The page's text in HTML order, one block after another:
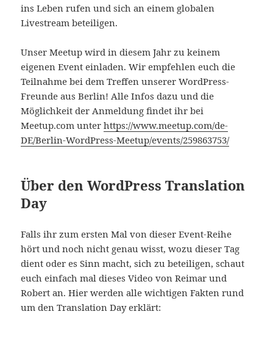
ins Leben rufen und sich an einem globalen
Livestream beteiligen.
Unser Meetup wird in diesem Jahr zu keinem
eigenen Event einladen. Wir empfehlen euch die
Teilnahme bei dem Treffen unserer WordPress-
Freunde aus Berlin! Alle Infos dazu und die
Möglichkeit der Anmeldung findet ihr bei
Meetup.com unterhttps://www.meetup.com/de-
DE/Berlin-WordPress-Meetup/events/259863753/
Über den WordPress Translation
Day
Falls ihr zum ersten Mal von dieser Event-Reihe
hört und noch nicht genau wisst, wozu dieser Tag
dient oder es Sinn macht, sich zu beteiligen, schaut
euch einfach mal dieses Video von Reimar und
Robert an. Hier werden alle wichtigen Fakten rund
um den Translation Day erklärt: